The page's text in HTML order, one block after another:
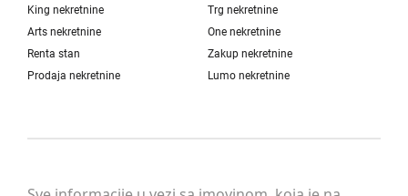
King nekretnine
Trg nekretnine
Arts nekretnine
One nekretnine
Renta stan
Zakup nekretnine
Prodaja nekretnine
Lumo nekretnine